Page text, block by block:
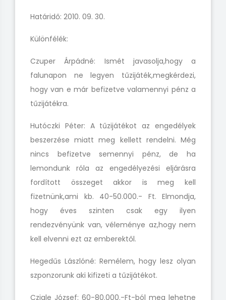
Határidő: 2010. 09. 30.
Különfélék:
Czuper Árpádné: Ismét javasolja,hogy a
falunapon
ne legyen tűzijáték,megkérdezi,
hogy van e már befizetve valamennyi pénz a
tűzijátékra.
Hutóczki Péter: A tűzijátékot az engedélyek
beszerzése miatt meg kellett rendelni. Még
nincs befizetve semennyi pénz, de ha
lemondunk róla az engedélyezési eljárásra
fordított összeget akkor is meg kell
fizetnünk,ami kb.
40-50.000.- Ft. Elmondja,
hogy éves szinten csak egy ilyen
rendezvényünk van, véleménye az,hogy nem
kell elvenni ezt az emberektől.
Hegedűs Lászlóné: Remélem, hogy lesz olyan
szponzorunk aki kifizeti a tűzijátékot.
Czigle József: 60-80.000.-Ft-ból meg lehetne